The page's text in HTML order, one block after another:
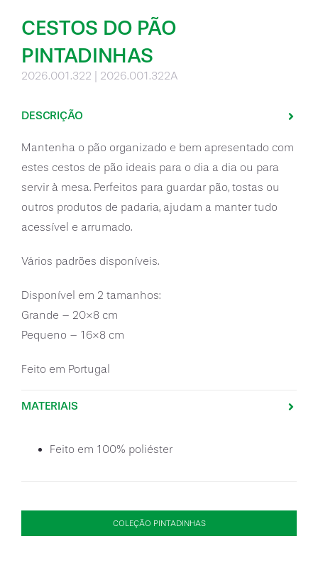
CESTOS DO PÃO
PINTADINHAS
2026.001.322 | 2026.001.322A
DESCRIÇÃO
Mantenha o pão organizado e bem apresentado com
estes cestos de pão ideais para o dia a dia ou para
servir à mesa. Perfeitos para guardar pão, tostas ou
outros produtos de padaria, ajudam a manter tudo
acessível e arrumado.
Vários padrões disponíveis.
Disponível em 2 tamanhos:
Grande – 20×8 cm
Pequeno – 16×8 cm
Feito em Portugal
MATERIAIS
Feito em 100% poliéster
COLEÇÃO PINTADINHAS